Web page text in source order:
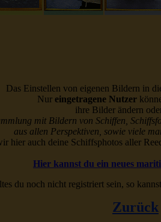
Das Einstellen von eigenen Bildern in
Nur eingetragene Nutzer
ihre Bilder ändern
mit Bildern von Schiffen,
aus allen Perspektiven, sowie viele
hier auch deine Schiffsphotos aller
Hier kannst du ein neues
du noch nicht registriert sein, so
Zurück